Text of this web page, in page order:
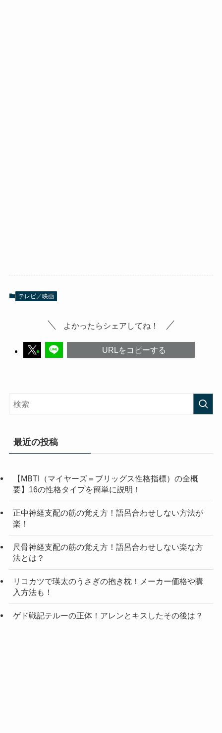
テレビ／映画
よかったらシェアしてね！
URLをコピーする
最近の投稿
【MBTI（マイヤーズ＝ブリッグス性格指標）の全概
要】16の性格タイプを簡単に説明！
正中神経支配の筋の覚え方！語呂合わせしない方法が
楽！
尺骨神経支配の筋の覚え方！語呂合わせしない楽な方
法とは？
リコカツで瑛太のうさぎの抱き枕！メーカー価格や購
入方法も！
ゲド戦記テルーの正体！アレンとキスしたその後は？